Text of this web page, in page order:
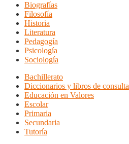
Biografías
Filosofía
Historia
Literatura
Pedagogía
Psicología
Sociología
Bachillerato
Diccionarios y libros de consulta
Educación en Valores
Escolar
Primaria
Secundaria
Tutoría